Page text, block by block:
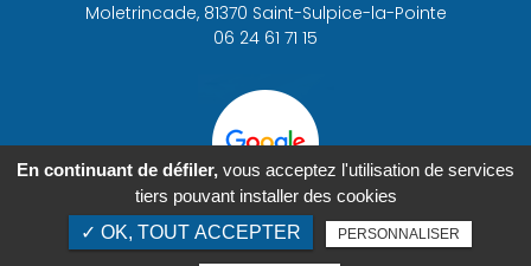
Moletrincade, 81370 Saint-Sulpice-la-Pointe
06 24 61 71 15
Charte d’utilisation des données
En continuant de défiler, vous acceptez l'utilisation de services
tiers pouvant installer des cookies
✓ OK, TOUT ACCEPTER
PERSONNALISER